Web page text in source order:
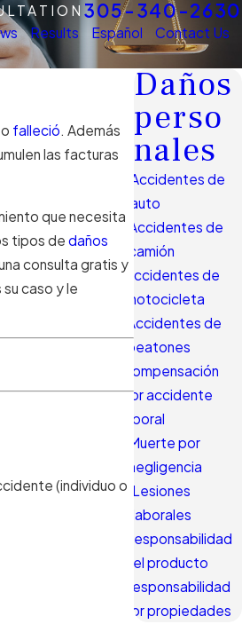
305-340-2630
Results Español
Contact Us
falleció. Además
las facturas
que necesita
tipos de daños
consulta gratis y
caso y le
(individuo o
Daños
perso
nales
Accidentes de
auto
Accidentes de
camión
Accidentes de
motocicleta
Accidentes de
peatones
Compensación
por accidente
laboral
Muerte por
negligencia
Lesiones
laborales
Responsabilidad
del producto
Responsabilidad
por propiedades